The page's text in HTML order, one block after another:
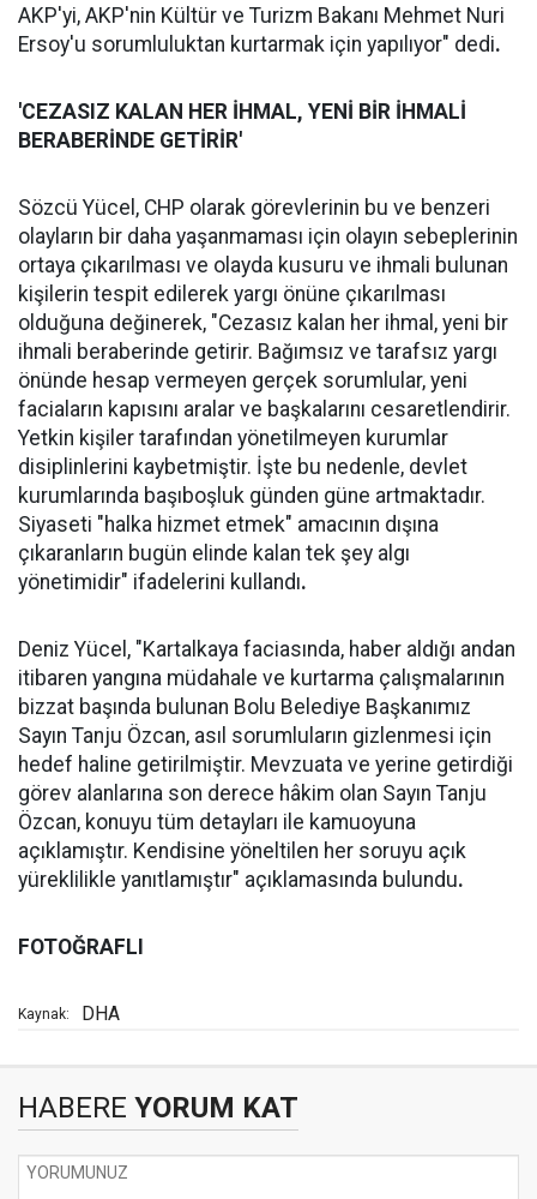
AKP'yi, AKP'nin Kültür ve Turizm Bakanı Mehmet Nuri
Ersoy'u sorumluluktan kurtarmak için yapılıyor" dedi.
'CEZASIZ KALAN HER İHMAL, YENİ BİR İHMALİ
BERABERİNDE GETİRİR'
Sözcü Yücel, CHP olarak görevlerinin bu ve benzeri
olayların bir daha yaşanmaması için olayın sebeplerinin
ortaya çıkarılması ve olayda kusuru ve ihmali bulunan
kişilerin tespit edilerek yargı önüne çıkarılması
olduğuna değinerek, "Cezasız kalan her ihmal, yeni bir
ihmali beraberinde getirir. Bağımsız ve tarafsız yargı
önünde hesap vermeyen gerçek sorumlular, yeni
faciaların kapısını aralar ve başkalarını cesaretlendirir.
Yetkin kişiler tarafından yönetilmeyen kurumlar
disiplinlerini kaybetmiştir. İşte bu nedenle, devlet
kurumlarında başıboşluk günden güne artmaktadır.
Siyaseti "halka hizmet etmek" amacının dışına
çıkaranların bugün elinde kalan tek şey algı
yönetimidir" ifadelerini kullandı.
Deniz Yücel, "Kartalkaya faciasında, haber aldığı andan
itibaren yangına müdahale ve kurtarma çalışmalarının
bizzat başında bulunan Bolu Belediye Başkanımız
Sayın Tanju Özcan, asıl sorumluların gizlenmesi için
hedef haline getirilmiştir. Mevzuata ve yerine getirdiği
görev alanlarına son derece hâkim olan Sayın Tanju
Özcan, konuyu tüm detayları ile kamuoyuna
açıklamıştır. Kendisine yöneltilen her soruyu açık
yüreklilikle yanıtlamıştır" açıklamasında bulundu.
FOTOĞRAFLI
Kaynak: DHA
HABERE YORUM KAT